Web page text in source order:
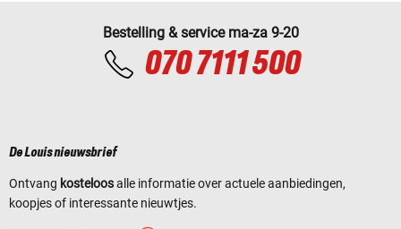
Bestelling & service ma-za 9-20
070 7111 500
De Louis nieuwsbrief
Ontvang kosteloosalle informatie over actuele aanbiedingen,
koopjes of interessante nieuwtjes.